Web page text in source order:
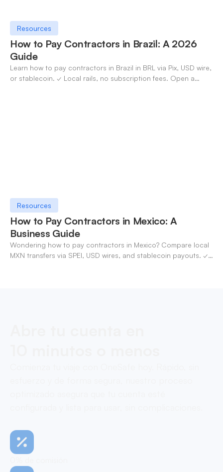
Resources
How to Pay Contractors in Brazil: A 2026
Guide
Learn how to pay contractors in Brazil in BRL via Pix, USD wire,
or stablecoin. ✓ Local rails, no subscription fees. Open a
Resources
How to Pay Contractors in Mexico: A
Business Guide
Wondering how to pay contractors in Mexico? Compare local
MXN transfers via SPEI, USD wires, and stablecoin payouts. ✓